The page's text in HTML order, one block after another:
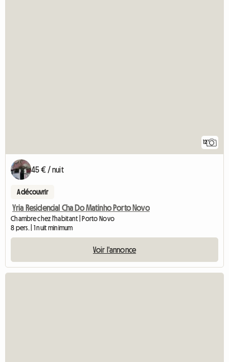
12
45 € / nuit
A découvrir
Yria Residencial Cha Do Matinho Porto Novo
Chambre chez l'habitant | Porto Novo
8 pers. | 1 nuit minimum
Voir l'annonce